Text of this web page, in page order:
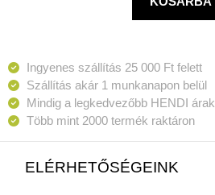
Ingyenes szállítás 25 000 Ft felett
Szállítás akár 1 munkanapon belül
Mindig a legkedvezőbb HENDI árak
Több mint 2000 termék raktáron
ELÉRHETŐSÉGEINK